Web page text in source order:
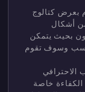
بعرض كتالوج
أشكال
بحيث يتمكن
وسوف تقوم
الاحترافي
خاصة